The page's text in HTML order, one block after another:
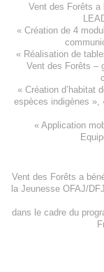
Vent des Forêts a
« Création de 4
« Réalisation de
Vent des Forêts –
« Création d’habitat
espèces indigènes »,
« Application
Vent des Forêts a
la Jeunesse OFAJ/
dans le cadre du